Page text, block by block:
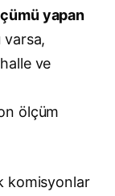
yapan
varsa,
ve
ölçüm
komisyonlar